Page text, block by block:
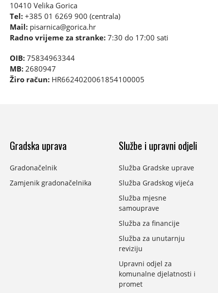
10410 Velika Gorica
Tel: +385 01 6269 900 (centrala)
Mail: pisarnica@gorica.hr
Radno vrijeme za stranke: 7:30 do 17:00 sati
OIB: 75834963344
MB: 2680947
Žiro račun: HR6624020061854100005
Gradska uprava
Gradonačelnik
Zamjenik gradonačelnika
Službe i upravni odjeli
Služba Gradske uprave
Služba Gradskog vijeća
Služba mjesne
samouprave
Služba za financije
Služba za unutarnju
reviziju
Upravni odjel za
komunalne djelatnosti i
promet